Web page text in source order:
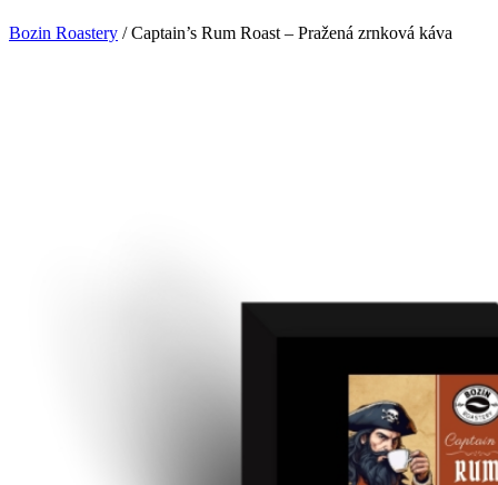
Bozin Roastery /Captain’s Rum Roast – Pražená zrnková káva